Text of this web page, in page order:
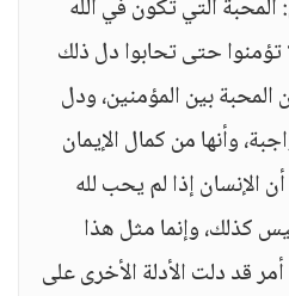
التي تكون في الله
تؤمنوا حتى تحابوا دل ذلك
المحبة بين المؤمنين، ودل
وأنها من كمال الإيمان
الإنسان إذا لم يحب لله
كذلك، وإنما مثل هذا
قد دلت الأدلة الأخرى على